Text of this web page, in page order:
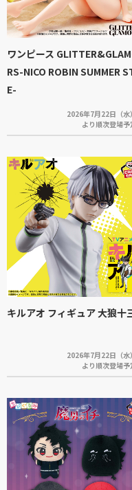
ワンピース
RS-NICO ROBIN SUMMER
E-
2026年7月22日（水）
より順次登場予
キルアオ フィギュア 大狼十
2026年7月22日（水）
より順次登場予